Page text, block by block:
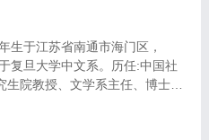
生于江苏省南通市海门区，
复旦大学中文系。历任:中国社
生院教授、文学系主任、博士研